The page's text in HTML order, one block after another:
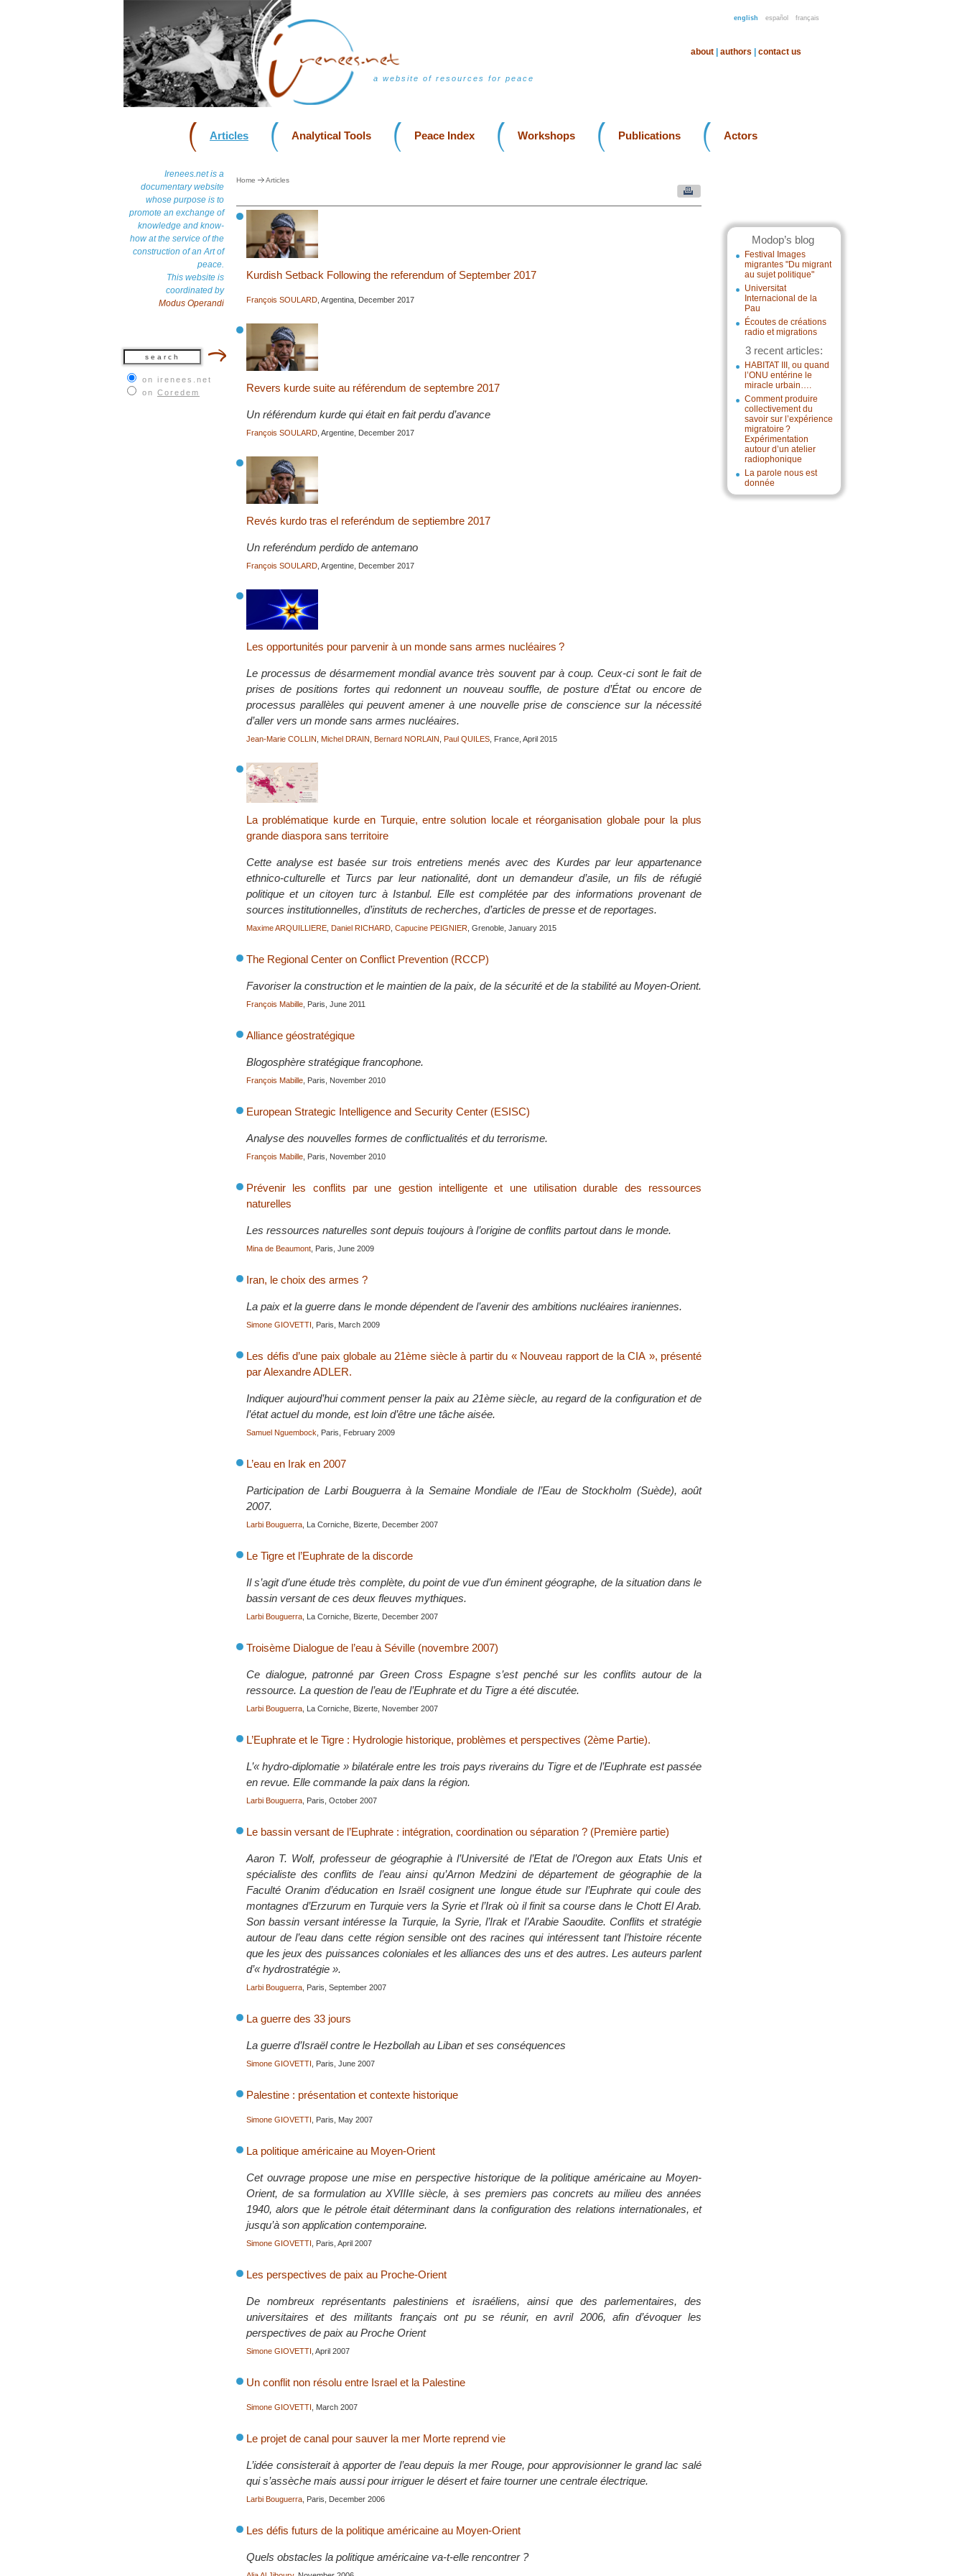
english español français
a website of resources for peace
about authors contact us
Articles Analytical Tools Peace Index Workshops Publications Actors
Irenees.net is a
documentary website
whose purpose is to
promote an exchange of
knowledge and know-
how at the service of the
construction of an Art of
peace.
This website is
coordinated by
Modus Operandi
on irenees.net
on Coredem
Modop’s blog
Festival Images
migrantes "Du migrant
au sujet politique"
Universitat
Internacional de la
Pau
Écoutes de créations
radio et migrations
3 recent articles:
HABITAT III, ou quand
l’ONU entérine le
miracle urbain….
Comment produire
collectivement du
savoir sur l’expérience
migratoire ?
Expérimentation
autour d’un atelier
radiophonique
La parole nous est
donnée
Home Articles
Kurdish Setback Following the referendum of September 2017
François SOULARD , Argentina, December 2017
Revers kurde suite au référendum de septembre 2017
Un référendum kurde qui était en fait perdu d’avance
François SOULARD , Argentine, December 2017
Revés kurdo tras el referéndum de septiembre 2017
Un referéndum perdido de antemano
François SOULARD , Argentine, December 2017
Les opportunités pour parvenir à un monde sans armes nucléaires ?
Le processus de désarmement mondial avance très souvent par à coup. Ceux-ci sont le fait de
prises de positions fortes qui redonnent un nouveau souffle, de posture d’État ou encore de
processus parallèles qui peuvent amener à une nouvelle prise de conscience sur la nécessité
d’aller vers un monde sans armes nucléaires.
Jean-Marie COLLIN Michel DRAIN Bernard NORLAIN Paul QUILES , France, April 2015
La problématique kurde en Turquie, entre solution locale et réorganisation globale pour la plus
grande diaspora sans territoire
Cette analyse est basée sur trois entretiens menés avec des Kurdes par leur appartenance
ethnico-culturelle et Turcs par leur nationalité, dont un demandeur d’asile, un fils de réfugié
politique et un citoyen turc à Istanbul. Elle est complétée par des informations provenant de
sources institutionnelles, d’instituts de recherches, d’articles de presse et de reportages.
Maxime ARQUILLIERE Daniel RICHARD Capucine PEIGNIER , Grenoble, January 2015
The Regional Center on Conflict Prevention (RCCP)
Favoriser la construction et le maintien de la paix, de la sécurité et de la stabilité au Moyen-Orient.
François Mabille , Paris, June 2011
Alliance géostratégique
Blogosphère stratégique francophone.
François Mabille , Paris, November 2010
European Strategic Intelligence and Security Center (ESISC)
Analyse des nouvelles formes de conflictualités et du terrorisme.
François Mabille , Paris, November 2010
Prévenir les conflits par une gestion intelligente et une utilisation durable des ressources
naturelles
Les ressources naturelles sont depuis toujours à l’origine de conflits partout dans le monde.
Mina de Beaumont , Paris, June 2009
Iran, le choix des armes ?
La paix et la guerre dans le monde dépendent de l’avenir des ambitions nucléaires iraniennes.
Simone GIOVETTI , Paris, March 2009
Les défis d’une paix globale au 21ème siècle à partir du « Nouveau rapport de la CIA », présenté
par Alexandre ADLER.
Indiquer aujourd’hui comment penser la paix au 21ème siècle, au regard de la configuration et de
l’état actuel du monde, est loin d’être une tâche aisée.
Samuel Nguembock , Paris, February 2009
L’eau en Irak en 2007
Participation de Larbi Bouguerra à la Semaine Mondiale de l’Eau de Stockholm (Suède), août
2007.
Larbi Bouguerra , La Corniche, Bizerte, December 2007
Le Tigre et l’Euphrate de la discorde
Il s’agit d’une étude très complète, du point de vue d’un éminent géographe, de la situation dans le
bassin versant de ces deux fleuves mythiques.
Larbi Bouguerra , La Corniche, Bizerte, December 2007
Troisème Dialogue de l’eau à Séville (novembre 2007)
Ce dialogue, patronné par Green Cross Espagne s’est penché sur les conflits autour de la
ressource. La question de l’eau de l’Euphrate et du Tigre a été discutée.
Larbi Bouguerra , La Corniche, Bizerte, November 2007
L’Euphrate et le Tigre : Hydrologie historique, problèmes et perspectives (2ème Partie).
L’« hydro-diplomatie » bilatérale entre les trois pays riverains du Tigre et de l’Euphrate est passée
en revue. Elle commande la paix dans la région.
Larbi Bouguerra , Paris, October 2007
Le bassin versant de l’Euphrate : intégration, coordination ou séparation ? (Première partie)
Aaron T. Wolf, professeur de géographie à l’Université de l’Etat de l’Oregon aux Etats Unis et
spécialiste des conflits de l’eau ainsi qu’Arnon Medzini de département de géographie de la
Faculté Oranim d’éducation en Israël cosignent une longue étude sur l’Euphrate qui coule des
montagnes d’Erzurum en Turquie vers la Syrie et l’Irak où il finit sa course dans le Chott El Arab.
Son bassin versant intéresse la Turquie, la Syrie, l’Irak et l’Arabie Saoudite. Conflits et stratégie
autour de l’eau dans cette région sensible ont des racines qui intéressent tant l’histoire récente
que les jeux des puissances coloniales et les alliances des uns et des autres. Les auteurs parlent
d’« hydrostratégie ».
Larbi Bouguerra , Paris, September 2007
La guerre des 33 jours
La guerre d’Israël contre le Hezbollah au Liban et ses conséquences
Simone GIOVETTI , Paris, June 2007
Palestine : présentation et contexte historique
Simone GIOVETTI , Paris, May 2007
La politique américaine au Moyen-Orient
Cet ouvrage propose une mise en perspective historique de la politique américaine au Moyen-
Orient, de sa formulation au XVIIIe siècle, à ses premiers pas concrets au milieu des années
1940, alors que le pétrole était déterminant dans la configuration des relations internationales, et
jusqu’à son application contemporaine.
Simone GIOVETTI , Paris, April 2007
Les perspectives de paix au Proche-Orient
De nombreux représentants palestiniens et israéliens, ainsi que des parlementaires, des
universitaires et des militants français ont pu se réunir, en avril 2006, afin d’évoquer les
perspectives de paix au Proche Orient
Simone GIOVETTI , April 2007
Un conflit non résolu entre Israel et la Palestine
Simone GIOVETTI , March 2007
Le projet de canal pour sauver la mer Morte reprend vie
L’idée consisterait à apporter de l’eau depuis la mer Rouge, pour approvisionner le grand lac salé
qui s’assèche mais aussi pour irriguer le désert et faire tourner une centrale électrique.
Larbi Bouguerra , Paris, December 2006
Les défis futurs de la politique américaine au Moyen-Orient
Quels obstacles la politique américaine va-t-elle rencontrer ?